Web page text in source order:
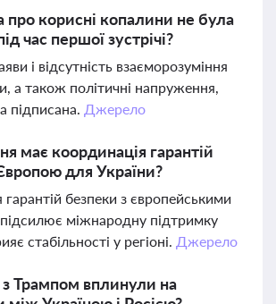
про корисні копалини не була
час першої зустрічі?
і відсутність взаєморозуміння
а також політичні напруження,
підписана. Джерело
має координація гарантій
для України?
безпеки з європейськими
міжнародну підтримку
стабільності у регіоні. Джерело
з Трампом вплинули на